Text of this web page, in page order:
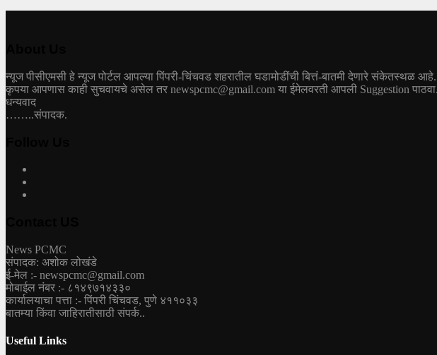
न्यूज पीसीएमसी हे न्यूज पोर्टल आपल्या पिंपरी-चिंचवड शहरातील घडामोडींची बित्तं-बातमी देणारे संकेतस्थळ
कृपया आपणास काही सुचवायचे असेल तर newspcmc@gmail.com या ईमेलवरती आपली Suggestion
धन्यवाद
……..संपादक.
News PCMC
संपादक: अशोक लोखंडे
ई-मेल :- newspcmc@gmail.com
मोबाईल नंबर :- ८१४९७१४३३०
कार्यालयाचा पत्ता :- पिंपरी चिंचवड, पुणे ४११०३३
बातम्या किंवा जाहिरातीसाठी संपर्क..
Useful Links